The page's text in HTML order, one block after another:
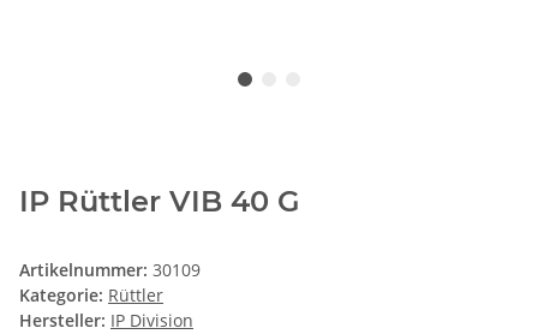
IP Rüttler VIB 40 G
Artikelnummer: 30109
Kategorie: Rüttler
Hersteller: IP Division